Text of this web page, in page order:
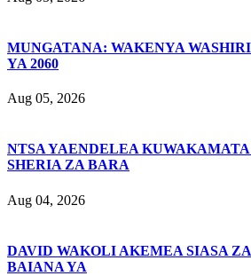
MUNGATANA: WAKENYA
YA 2060
Aug 05, 2026
NTSA YAENDELEA
SHERIA ZA BARA
Aug 04, 2026
DAVID WAKOLI AKEMEA SIASA
BAIANA YA